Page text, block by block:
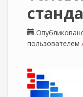
пользователем